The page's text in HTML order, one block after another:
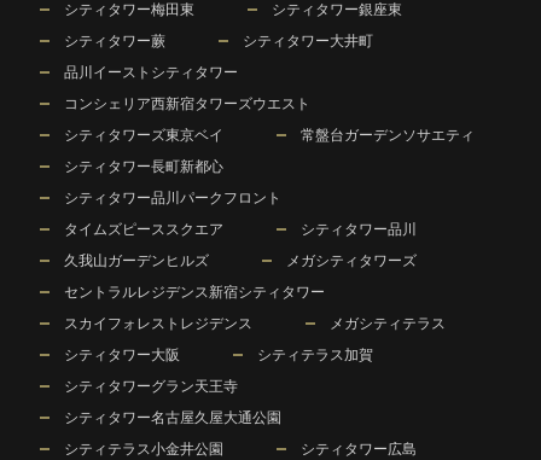
シティタワー梅田東
シティタワー銀座東
シティタワー蕨
シティタワー大井町
品川イーストシティタワー
コンシェリア西新宿タワーズウエスト
シティタワーズ東京ベイ
常盤台ガーデンソサエティ
シティタワー長町新都心
シティタワー品川パークフロント
タイムズピーススクエア
シティタワー品川
久我山ガーデンヒルズ
メガシティタワーズ
セントラルレジデンス新宿シティタワー
スカイフォレストレジデンス
メガシティテラス
シティタワー大阪
シティテラス加賀
シティタワーグラン天王寺
シティタワー名古屋久屋大通公園
シティテラス小金井公園
シティタワー広島